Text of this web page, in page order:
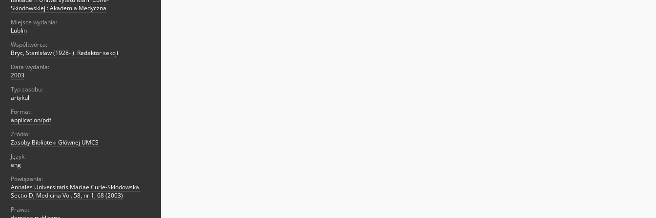
Skłodowskiej : Akademia Medyczna
Miejsce wydania:
Lublin
Współtwórca:
Bryc, Stanisław (1928- ). Redaktor sekcji
Data wydania:
2003
Typ zasobu:
artykuł
Format:
application/pdf
Źródło:
Zasoby Biblioteki Głównej UMCS
Język:
eng
Powiązania:
Annales Universitatis Mariae Curie-Skłodowska.
Sectio D, Medicina Vol. 58, nr 1, 68 (2003)
Prawa: